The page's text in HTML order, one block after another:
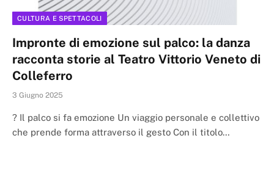
CULTURA E SPETTACOLI
Impronte di emozione sul palco: la danza
racconta storie al Teatro Vittorio Veneto di
Colleferro
3 Giugno 2025
? Il palco si fa emozione Un viaggio personale e collettivo
che prende forma attraverso il gesto Con il titolo…